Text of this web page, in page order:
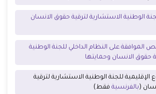
الوطنية الاستشارية لترقية حقوق الانسان
على النظام الداخلي للجنة الوطنية
حقوق الانسان وحمايتها
للجنة الوطنية الاستشارية لترقية
(بالفرنسية فقط)